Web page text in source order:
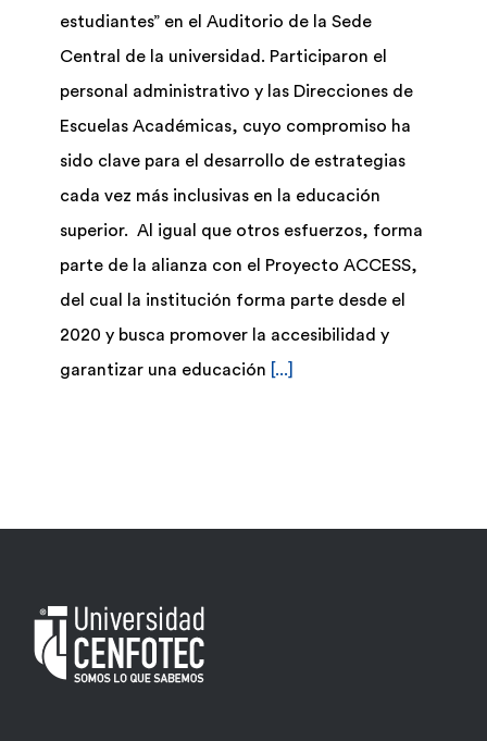
estudiantes” en el Auditorio de la Sede
Central de la universidad. Participaron el
personal administrativo y las Direcciones de
Escuelas Académicas, cuyo compromiso ha
sido clave para el desarrollo de estrategias
cada vez más inclusivas en la educación
superior. Al igual que otros esfuerzos, forma
parte de la alianza con el Proyecto ACCESS,
del cual la institución forma parte desde el
2020 y busca promover la accesibilidad y
garantizar una educación
[...]